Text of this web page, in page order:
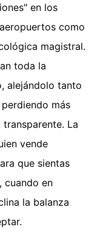
en los
como
magistral.
toda la
alejándolo tanto
más
La
vende
que sientas
cuando en
la balanza